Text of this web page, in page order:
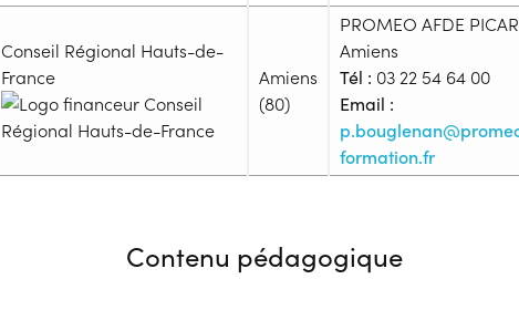
Conseil Régional Hauts-de-
France
Amiens
(80)
PROMEO AFDE
Amiens
Tél : 03 22 54 64 00
Email :
formation.fr
Prérequis :
La maîtrise des savoirs de base, les opérations
Contenu pédagogique